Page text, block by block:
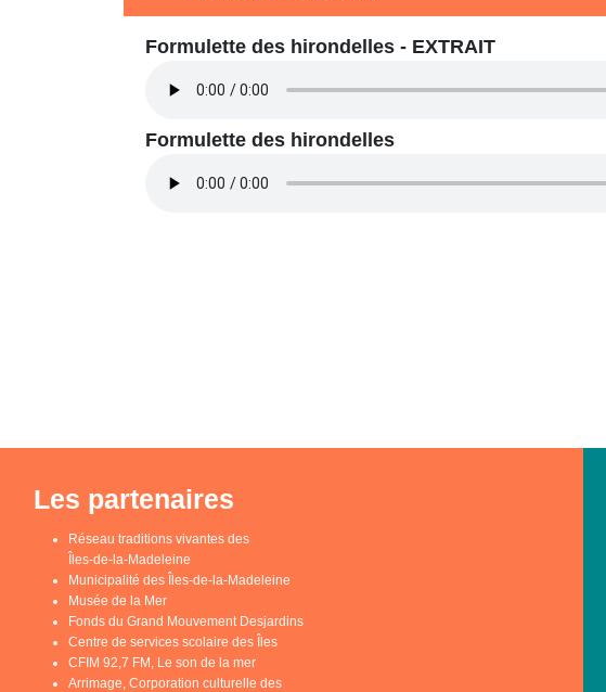
Formulette des hirondelles - EXTRAIT
Formulette des hirondelles
Les partenaires
Réseau traditions vivantes des
Îles-de-la-Madeleine
Municipalité des Îles-de-la-Madeleine
Musée de la Mer
Fonds du Grand Mouvement Desjardins
Centre de services scolaire des Îles
CFIM 92,7 FM, Le son de la mer
Arrimage, Corporation culturelle des